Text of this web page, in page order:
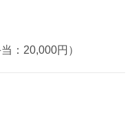
：20,000円）